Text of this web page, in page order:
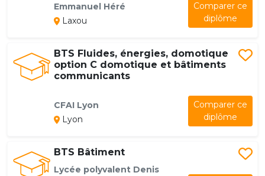
Emmanuel Héré
Laxou
Comparer ce
diplôme
BTS Fluides, énergies, domotique
option C domotique et bâtiments
communicants
CFAI Lyon
Lyon
Comparer ce
diplôme
BTS Bâtiment
Lycée polyvalent Denis